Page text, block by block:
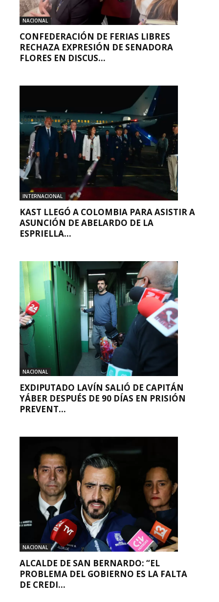
NACIONAL
CONFEDERACIÓN DE FERIAS LIBRES
RECHAZA EXPRESIÓN DE SENADORA
FLORES EN DISCUS...
INTERNACIONAL
KAST LLEGÓ A COLOMBIA PARA ASISTIR A
ASUNCIÓN DE ABELARDO DE LA
ESPRIELLA...
NACIONAL
EXDIPUTADO LAVÍN SALIÓ DE CAPITÁN
YÁBER DESPUÉS DE 90 DÍAS EN PRISIÓN
PREVENT...
NACIONAL
ALCALDE DE SAN BERNARDO: “EL
PROBLEMA DEL GOBIERNO ES LA FALTA
DE CREDI...